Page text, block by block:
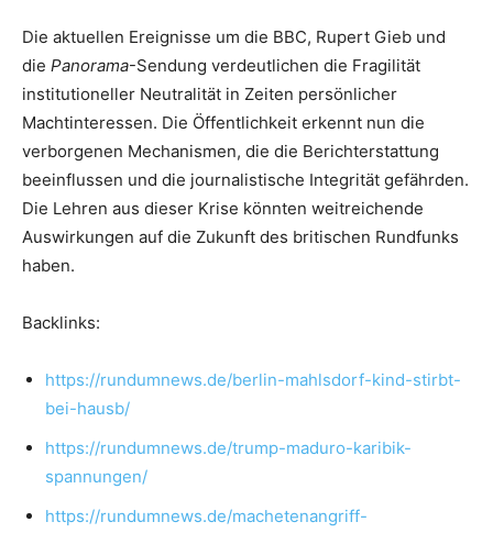
Die aktuellen Ereignisse um die BBC, Rupert Gieb und
die Panorama-Sendung verdeutlichen die Fragilität
institutioneller Neutralität in Zeiten persönlicher
Machtinteressen. Die Öffentlichkeit erkennt nun die
verborgenen Mechanismen, die die Berichterstattung
beeinflussen und die journalistische Integrität gefährden.
Die Lehren aus dieser Krise könnten weitreichende
Auswirkungen auf die Zukunft des britischen Rundfunks
haben.
Backlinks:
https://rundumnews.de/berlin-mahlsdorf-kind-stirbt-
bei-hausb/
https://rundumnews.de/trump-maduro-karibik-
spannungen/
https://rundumnews.de/machetenangriff-